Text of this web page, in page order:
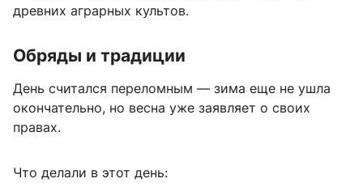
древних аграрных культов.
Обряды и традиции
День считался переломным — зима еще не ушла
окончательно, но весна уже заявляет о своих
правах.
Что делали в этот день: